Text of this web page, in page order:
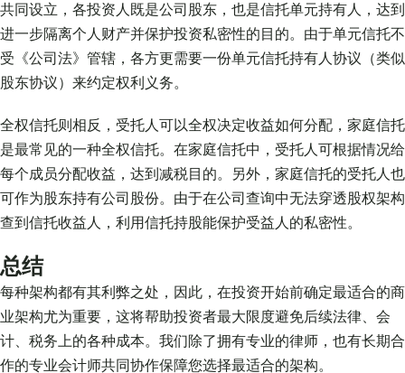
共同设立，各投资人既是公司股东，也是信托单元持有人，达到
进一步隔离个人财产并保护投资私密性的目的。由于单元信托不
受《公司法》管辖，各方更需要一份单元信托持有人协议（类似
股东协议）来约定权利义务。
全权信托则相反，受托人可以全权决定收益如何分配，家庭信托
是最常见的一种全权信托。在家庭信托中，受托人可根据情况给
每个成员分配收益，达到减税目的。另外，家庭信托的受托人也
可作为股东持有公司股份。由于在公司查询中无法穿透股权架构
查到信托收益人，利用信托持股能保护受益人的私密性。
总结
每种架构都有其利弊之处，因此，在投资开始前确定最适合的商
业架构尤为重要，这将帮助投资者最大限度避免后续法律、会
计、税务上的各种成本。我们除了拥有专业的律师，也有长期合
作的专业会计师共同协作保障您选择最适合的架构。